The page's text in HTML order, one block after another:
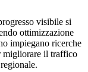
visibile si
ottimizzazione
impiegano ricerche
migliorare il traffico